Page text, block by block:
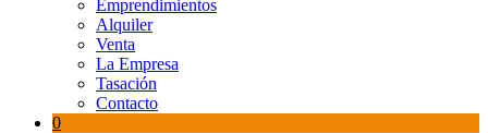
Emprendimientos
Alquiler
Venta
La Empresa
Tasación
Contacto
0